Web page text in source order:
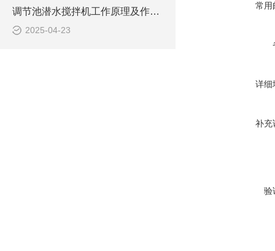
调节池潜水搅拌机工作原理及作用特点、安装图、CAD结构图
2025-04-23
常用
详细
补充
验